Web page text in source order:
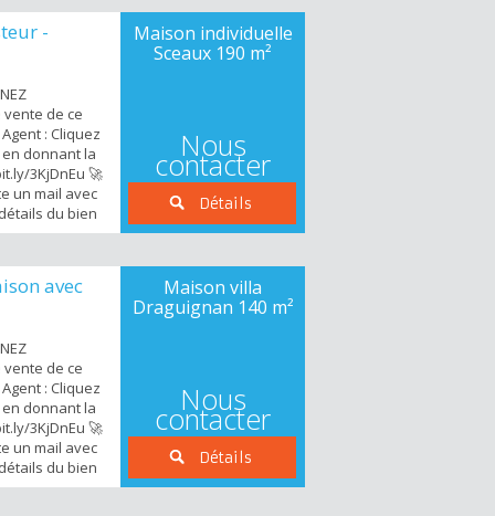
Ce bien de
est
-
de ce
: Cliquez
donnant la
3KjDnEu 🚀
un mail avec
du bien
propose
pas du Lycée
Robinson et
Maison individuelle
Sceaux 190 m²
Nous
contacter
Détails
avec
de ce
: Cliquez
donnant la
3KjDnEu 🚀
un mail avec
du bien
propose
Maison villa
Draguignan 140 m²
Nous
contacter
Détails